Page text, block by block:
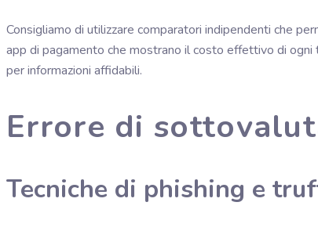
Consigliamo di utilizzare comparatori indipendenti che
app di pagamento che mostrano il costo effettivo di
per informazioni affidabili.
Errore di
Tecniche di phishing e